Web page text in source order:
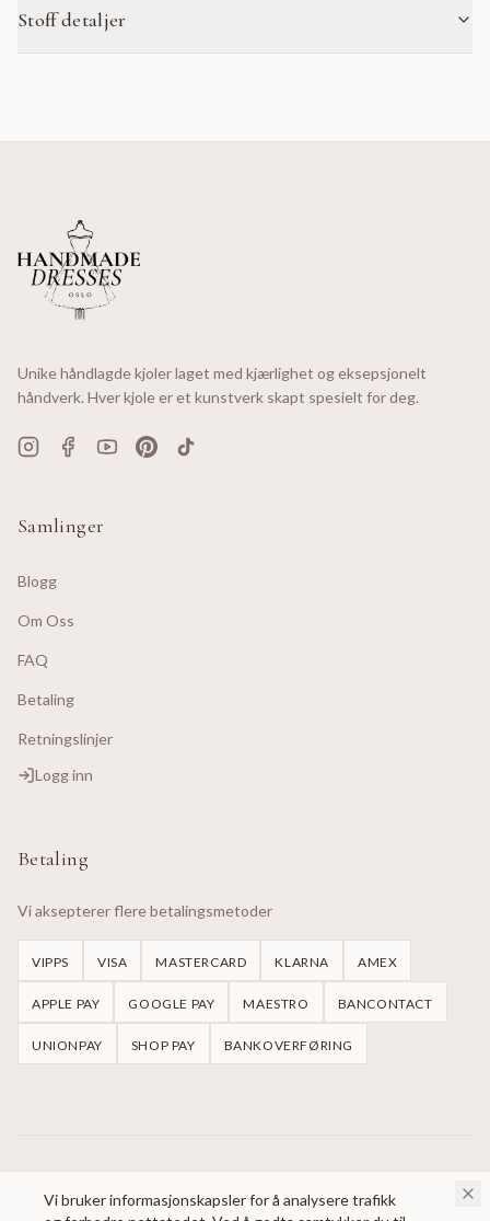
Vi bruker informasjonskapsler for å analysere trafikk
Stoff detaljer
Unike håndlagde kjoler laget med kjærlighet og eksepsjonelt
håndverk. Hver kjole er et kunstverk skapt spesielt for deg.
Samlinger
Blogg
Om Oss
FAQ
Betaling
Retningslinjer
Logg inn
Betaling
Vi aksepterer flere betalingsmetoder
VIPPS VISA MASTERCARD KLARNA AMEX
APPLE PAY GOOGLE PAY MAESTRO BANCONTACT
UNIONPAY SHOP PAY BANKOVERFØRING